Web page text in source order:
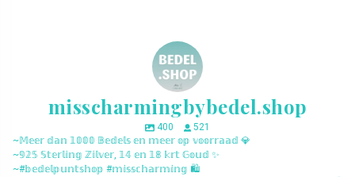
misscharmingbybedel.shop
400
521
~𝕄𝕖𝕖𝕣 𝕕𝕒𝕟 𝟙𝟘𝟘𝟘 𝔹𝕖𝕕𝕖𝕝𝕤 𝕖𝕟 𝕞𝕖𝕖𝕣 𝕠𝕡 𝕧𝕠𝕠𝕣𝕣𝕒𝕒𝕕 💎
~𝟡𝟚𝟝 𝕊𝕥𝕖𝕣𝕝𝕚𝕟𝕘 ℤ𝕚𝕝𝕧𝕖𝕣, 𝟙𝟜 𝕖𝕟 𝟙𝟠 𝕜𝕣𝕥 𝔾𝕠𝕦𝕕 ✨
~#𝕓𝕖𝕕𝕖𝕝𝕡𝕦𝕟𝕥𝕤𝕙𝕠𝕡 #𝕞𝕚𝕤𝕤𝕔𝕙𝕒𝕣𝕞𝕚𝕟𝕘 🛍️